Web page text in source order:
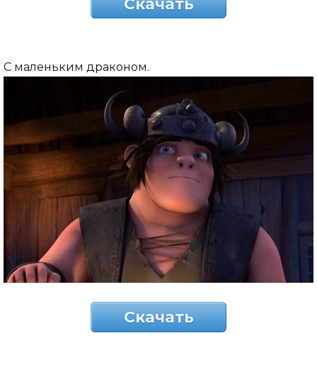
С маленьким драконом.
Скачать